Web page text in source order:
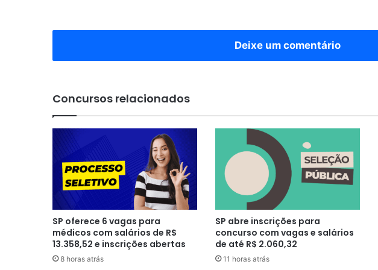
de
Deixe um comentário
Concursos relacionados
SP oferece 6 vagas para
médicos com salários de R$
13.358,52 e inscrições abertas
8 horas atrás
SP abre inscrições para
concurso com vagas e salários
de até R$ 2.060,32
11 horas atrás